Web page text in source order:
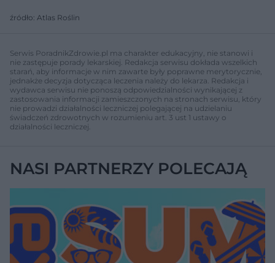
źródło: Atlas Roślin
Serwis PoradnikZdrowie.pl ma charakter edukacyjny, nie stanowi i
nie zastępuje porady lekarskiej. Redakcja serwisu dokłada wszelkich
starań, aby informacje w nim zawarte były poprawne merytorycznie,
jednakże decyzja dotycząca leczenia należy do lekarza. Redakcja i
wydawca serwisu nie ponoszą odpowiedzialności wynikającej z
zastosowania informacji zamieszczonych na stronach serwisu, który
nie prowadzi działalności leczniczej polegającej na udzielaniu
świadczeń zdrowotnych w rozumieniu art. 3 ust 1 ustawy o
działalności leczniczej.
NASI PARTNERZY POLECAJĄ